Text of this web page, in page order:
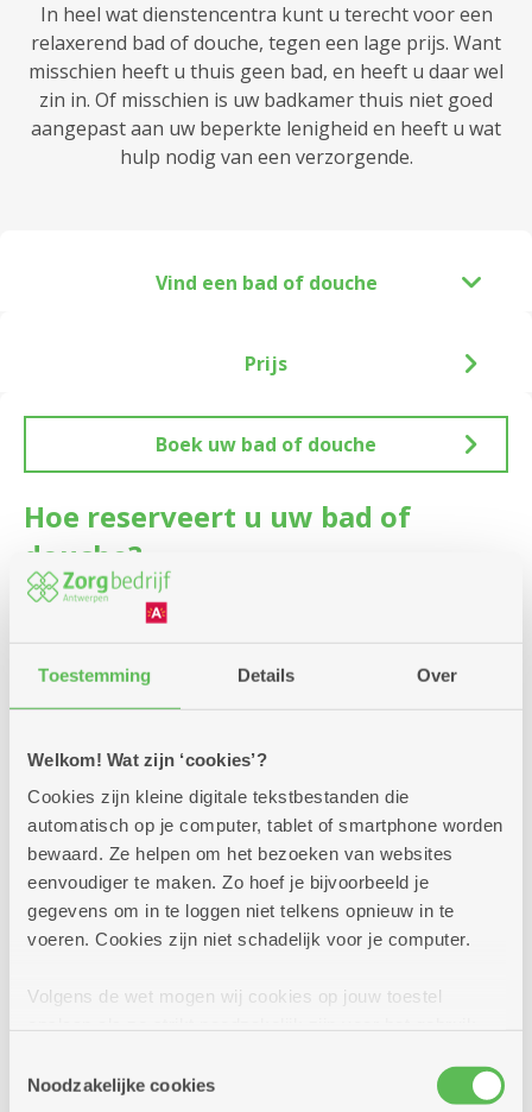
Toestemming Details Over
Welkom! Wat zijn ‘cookies’?
Cookies zijn kleine digitale tekstbestanden die
automatisch op je computer, tablet of smartphone worden
bewaard. Ze helpen om het bezoeken van websites
eenvoudiger te maken. Zo hoef je bijvoorbeeld je
gegevens om in te loggen niet telkens opnieuw in te
voeren. Cookies zijn niet schadelijk voor je computer.
Volgens de wet mogen wij cookies op jouw toestel
cookies hebben we jouw toestemming nodig. Sommige
Noodzakelijke cookies
In heel wat dienstencentra kunt u terecht voor een
relaxerend bad of douche, tegen een lage prijs. Want
misschien heeft u thuis geen bad, en heeft u daar wel
zin in. Of misschien is uw badkamer thuis niet goed
aangepast aan uw beperkte lenigheid en heeft u wat
hulp nodig van een verzorgende.
Vind een bad of douche
Prijs
Boek uw bad of douche
Hoe reserveert u uw bad of
douche?
Bel of mail naar onze klantendienst
Onze
Als u dat wenst, kan onzevervoersdienst
afspraak maken bij dekapper,pedicure,manicure
ofwellness of een lekkere middagmenureserveren?
Geen probleem!
Reserveer nu uw bad of douche